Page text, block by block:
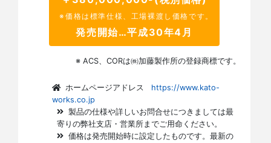
※価格は標準仕様、工場裸渡し価格です。
発売開始…平成30年4月
※ ACS、CORは㈱加藤製作所の登録商標です。
ホームページアドレス
https://www.kato-
works.co.jp
製品の仕様や詳しいお問合せにつきましては最
寄りの弊社支店・営業所までご用命ください。
価格は発売開始時に設定したものです。最新の